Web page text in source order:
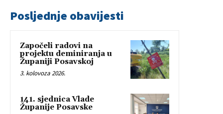
Posljednje obavijesti
Započeli radovi na
projektu deminiranja u
Županiji Posavskoj
3. kolovoza 2026.
141. sjednica Vlade
Županije Posavske